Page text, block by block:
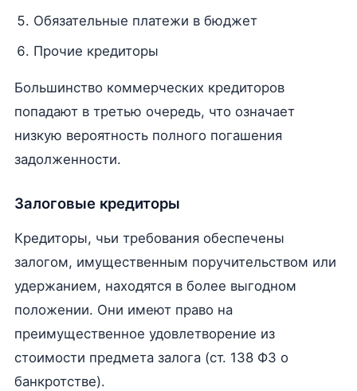
Обязательные платежи в бюджет
Прочие кредиторы
Большинство коммерческих кредиторов
попадают в третью очередь, что означает
низкую вероятность полного погашения
задолженности.
Залоговые кредиторы
Кредиторы, чьи требования обеспечены
залогом, имущественным поручительством или
удержанием, находятся в более выгодном
положении. Они имеют право на
преимущественное удовлетворение из
стоимости предмета залога (ст. 138 ФЗ о
банкротстве).